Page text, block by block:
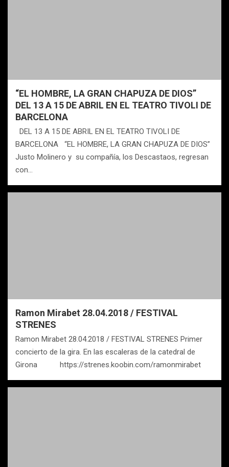
“EL HOMBRE, LA GRAN CHAPUZA DE DIOS”
DEL 13 A 15 DE ABRIL EN EL TEATRO TIVOLI DE
BARCELONA
DEL 13 A 15 DE ABRIL EN EL TEATRO TIVOLI DE
BARCELONA “EL HOMBRE, LA GRAN CHAPUZA DE DIOS”
Justo Molinero y su compañía, los Descastaos, regresan
con…
Ramon Mirabet 28.04.2018 / FESTIVAL
STRENES
Ramon Mirabet 28.04.2018 / FESTIVAL STRENES Primer
concierto de la gira. En las escaleras de la catedral de
Girona https://strenes.koobin.com/ramonmirabet